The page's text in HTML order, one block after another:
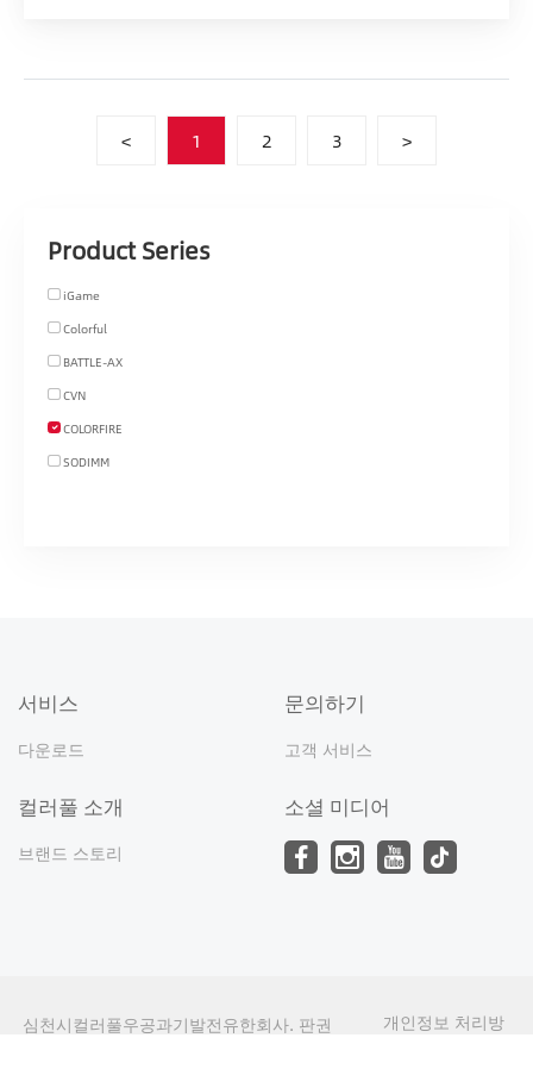
< 1 2 3 >
Product Series
iGame
Colorful
BATTLE-AX
CVN
COLORFIRE
SODIMM
서비스
다운로드
문의하기
고객 서비스
컬러풀 소개
브랜드 스토리
소셜 미디어
심천시컬러풀우공과기발전유한회사. 판권
개인정보 처리방